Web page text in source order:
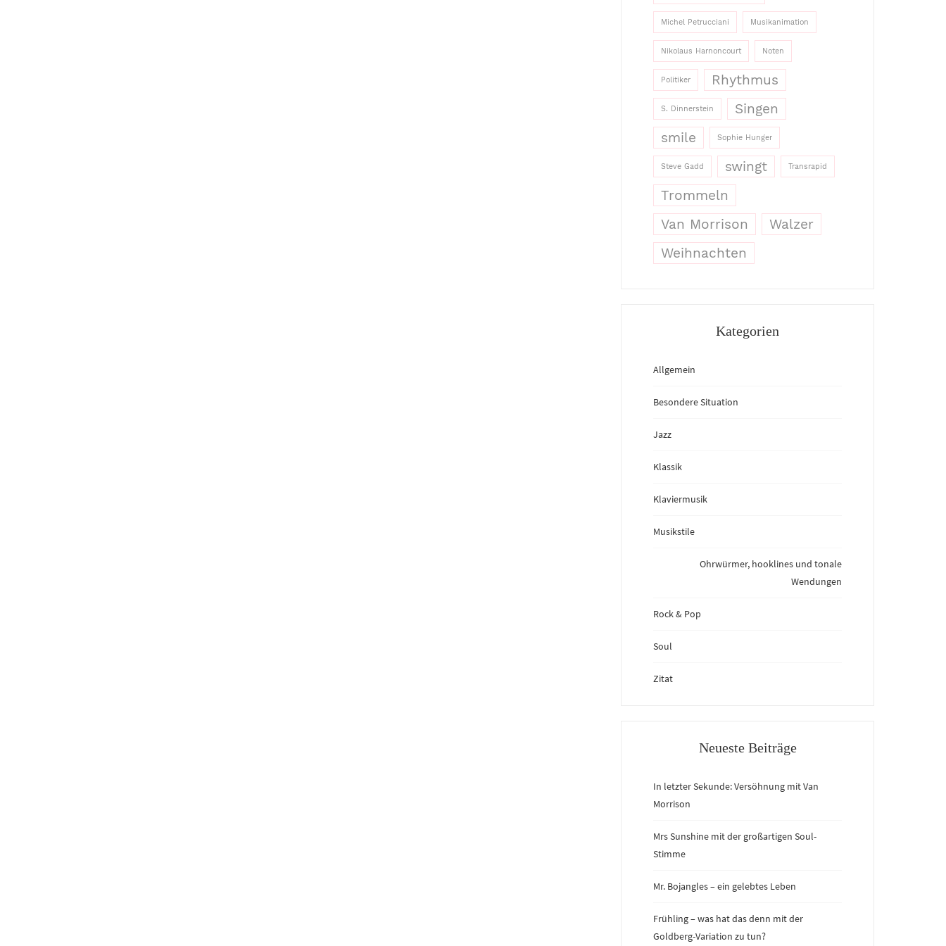
Michel Petrucciani Musikanimation
Nikolaus Harnoncourt Noten
Politiker Rhythmus
S. Dinnerstein
Singen
smile
Sophie Hunger
Steve Gadd swingt Transrapid
Trommeln
Van Morrison
Walzer
Weihnachten
Kategorien
Allgemein
Besondere Situation
Jazz
Klassik
Klaviermusik
Musikstile
Ohrwürmer, hooklines und tonale
Wendungen
Rock & Pop
Soul
Zitat
Neueste Beiträge
In letzter Sekunde: Versöhnung mit Van
Morrison
Mrs Sunshine mit der großartigen Soul-
Stimme
Mr. Bojangles – ein gelebtes Leben
Frühling – was hat das denn mit der
Goldberg-Variation zu tun?